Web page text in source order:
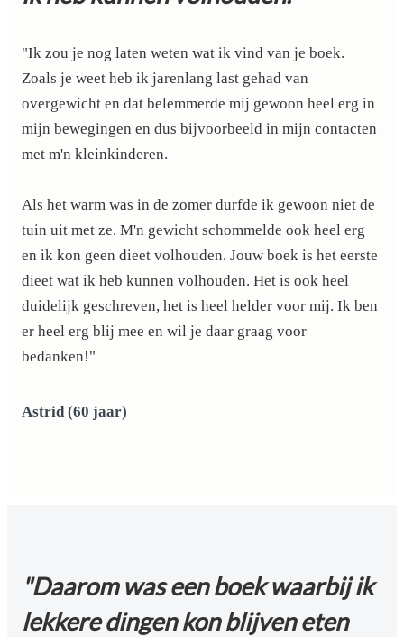
"Ik zou je nog laten weten wat ik vind van je boek.
Zoals je weet heb ik jarenlang last gehad van
overgewicht en dat belemmerde mij gewoon heel erg in
mijn bewegingen en dus bijvoorbeeld in mijn contacten
met m'n kleinkinderen.
Als het warm was in de zomer durfde ik gewoon niet de
tuin uit met ze. M'n gewicht schommelde ook heel erg
en ik kon geen dieet volhouden. Jouw boek is het eerste
dieet wat ik heb kunnen volhouden. Het is ook heel
duidelijk geschreven, het is heel helder voor mij. Ik ben
er heel erg blij mee en wil je daar graag voor
bedanken!"
Astrid (60 jaar)
"Daarom was een boek waarbij ik
lekkere dingen kon blijven eten